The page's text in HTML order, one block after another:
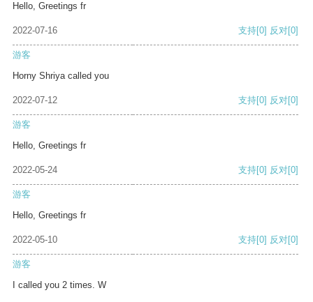
Hello, Greetings fr
2022-07-16 支持[0] 反对[0]
游客
Horny Shriya called you
2022-07-12 支持[0] 反对[0]
游客
Hello, Greetings fr
2022-05-24 支持[0] 反对[0]
游客
Hello, Greetings fr
2022-05-10 支持[0] 反对[0]
游客
I called you 2 times. W